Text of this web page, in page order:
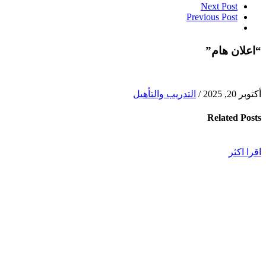
Next Post
Previous Post
“اعلان هام”
أكتوبر 20, 2025 / التدريب والتأهيل
Related Posts
اقرا اكثر